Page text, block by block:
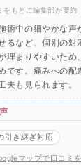
もとに編集部が要約
術中の細やかな声
るなど、個別の対
埋まりやすいため
です。痛みへの配
夫も見られます。
引き継ぎ対応
マップで口コミ